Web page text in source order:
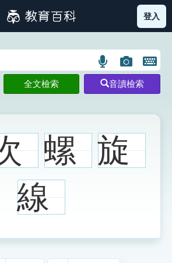
畫索引圖示 部首索引表圖示
登入
語
言
搜
示
圖
片
搜
示
開
鍵
圖
全文檢索 音讀檢索
螺 旋
線